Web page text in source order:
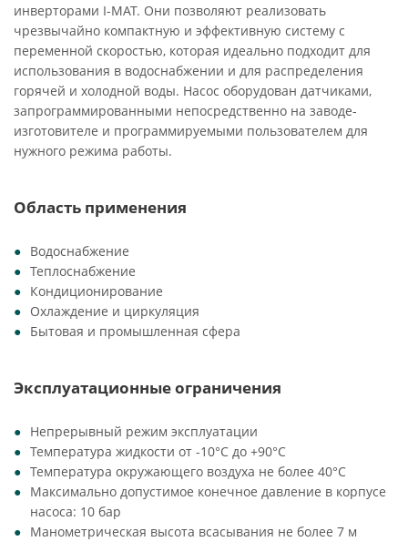
инверторами I-MAT. Они позволяют реализовать
чрезвычайно компактную и эффективную систему с
переменной скоростью, которая идеально подходит для
использования в водоснабжении и для распределения
горячей и холодной воды. Насос оборудован датчиками,
запрограммированными непосредственно на заводе-
изготовителе и программируемыми пользователем для
нужного режима работы.
Область применения
Водоснабжение
Теплоснабжение
Кондиционирование
Охлаждение и циркуляция
Бытовая и промышленная сфера
Эксплуатационные ограничения
Непрерывный режим эксплуатации
Температура жидкости от -10°C до +90°C
Температура окружающего воздуха не более 40°C
Максимально допустимое конечное давление в корпусе
насоса: 10 бар
Манометрическая высота всасывания не более 7 м